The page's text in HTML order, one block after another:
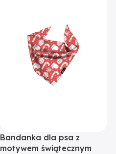
Bandanka dla psa z
motywem świątecznym